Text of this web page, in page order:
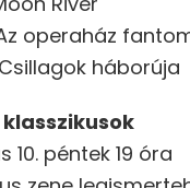
operaház
háborúja
10. péntek 19 óra